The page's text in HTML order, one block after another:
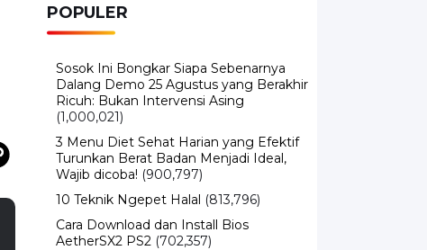
POPULER
Sosok Ini Bongkar Siapa Sebenarnya
Dalang Demo 25 Agustus yang Berakhir
Ricuh: Bukan Intervensi Asing
(1,000,021)
3 Menu Diet Sehat Harian yang Efektif
Turunkan Berat Badan Menjadi Ideal,
Wajib dicoba! (900,797)
10 Teknik Ngepet Halal (813,796)
Cara Download dan Install Bios
AetherSX2 PS2 (702,357)